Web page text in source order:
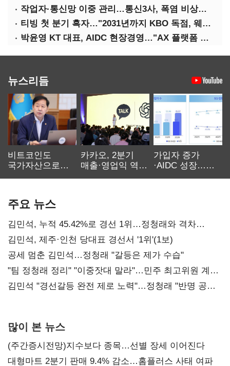
작업자·통신망 이중 관리…통신3사, 폭염 비상대응 돌입
티빙 첫 분기 흑자…"2031년까지 KBO 독점, 웨이브 합병도 속도"
박윤영 KT 대표, AIDC 현장경영…"AX 플랫폼 핵심 인프라로 키운다"
뉴스리듬
비트코인도
국가자산으로…'
카카오, 2분기
매출·영업익 역대
가입자 증가
·AIDC 성장…
주요 뉴스
김민석, 누적 45.42%로 경선 1위…정청래와 격차
0.86%p(2보)
김민석, 제주·인천 당대표 경선서 '1위'(1보)
공세 멈춘 김민석…정청래 "갈등은 제가 수습"
"팀 정청래 정리" "이중잣대 말라"…민주 최고위원 계파
다툼 격화
김민석 "경선갈등 완전 제로 노력"…정청래 "반명 공세
많이 본 뉴스
(주간증시전망)지수보다 종목…선별 장세 이어진다
대형마트 2분기 판매 9.4% 감소…홈플러스 사태 여파